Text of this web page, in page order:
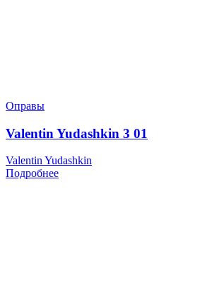
Оправы
Valentin Yudashkin 3 01
Valentin Yudashkin
Подробнее